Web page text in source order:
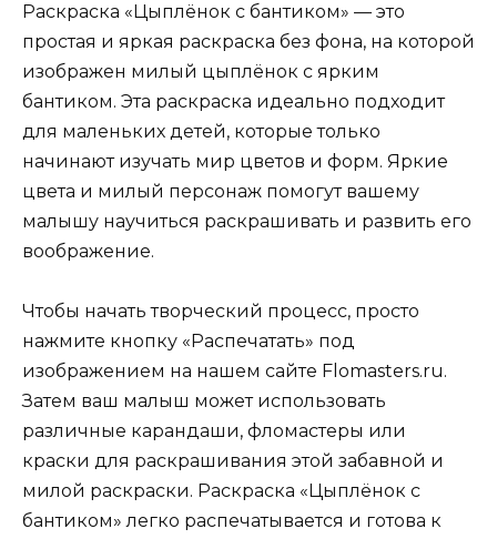
Раскраска «Цыплёнок с бантиком» — это
простая и яркая раскраска без фона, на которой
изображен милый цыплёнок с ярким
бантиком. Эта раскраска идеально подходит
для маленьких детей, которые только
начинают изучать мир цветов и форм. Яркие
цвета и милый персонаж помогут вашему
малышу научиться раскрашивать и развить его
воображение.
Чтобы начать творческий процесс, просто
нажмите кнопку «Распечатать» под
изображением на нашем сайте Flomasters.ru.
Затем ваш малыш может использовать
различные карандаши, фломастеры или
краски для раскрашивания этой забавной и
милой раскраски. Раскраска «Цыплёнок с
бантиком» легко распечатывается и готова к